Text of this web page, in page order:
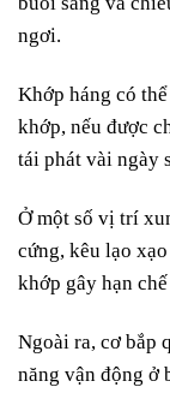
ngơi.
Khớp háng có
khớp, nếu được
tái phát vài ngày
Ở một số vị trí
cứng, kêu lạo
khớp gây hạn
Ngoài ra, cơ bắp
năng vận động ở